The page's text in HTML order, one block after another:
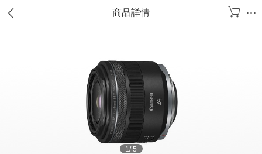
商品詳情
1/5